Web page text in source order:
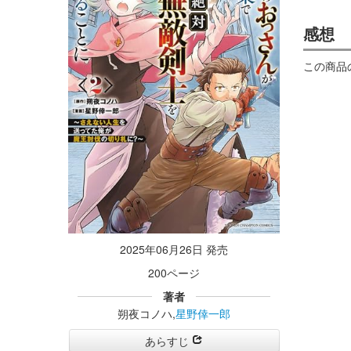
2025年06月26日 発売
200ページ
著者
朔夜コノハ,星野倖一郎
あらすじ
感想
この商品